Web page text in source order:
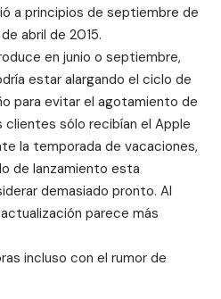
a principios de septiembre de
abril de 2015.
en junio o septiembre,
estar alargando el ciclo de
para evitar el agotamiento de
clientes sólo recibían el Apple
la temporada de vacaciones,
de lanzamiento esta
demasiado pronto. Al
parece más
incluso con el rumor de